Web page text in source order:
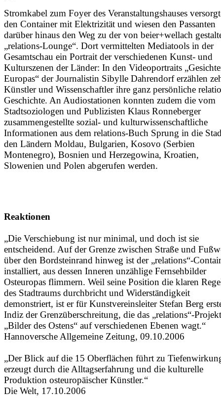
Stromkabel zum Foyer des Veranstaltungshauses
den Container mit Elektrizität und wiesen den Passanten
darüber hinaus den Weg zu der von beier+wellach
„relations-Lounge“. Dort vermittelten Mediatools in der
Gesamtschau ein Portrait der verschiedenen Kunst- und
Kulturszenen der Länder: In den Videoportraits
Europas“ der Journalistin Sibylle Dahrendorf erzählen
Künstler und Wissenschaftler ihre ganz persönliche
Geschichte. An Audiostationen konnten zudem die vom
Stadtsoziologen und Publizisten Klaus Ronneberger
zusammengestellte sozial- und kulturwissenschaftliche
Informationen aus dem relations-Buch Sprung in die
den Ländern Moldau, Bulgarien, Kosovo (Serbien
Montenegro), Bosnien und Herzegowina, Kroatien,
Slowenien und Polen abgerufen werden.
Reaktionen
„Die Verschiebung ist nur minimal, und doch ist sie
entscheidend. Auf der Grenze zwischen Straße und
über den Bordsteinrand hinweg ist der „relations“-
installiert, aus dessen Inneren unzählige Fernsehbilder
Osteuropas flimmern. Weil seine Position die klaren
des Stadtraums durchbricht und Widerständigkeit
demonstriert, ist er für Kunstvereinsleiter Stefan Berg
Indiz der Grenzüberschreitung, die das „relations“-Projekt
„Bilder des Ostens“ auf verschiedenen Ebenen wagt.“
Hannoversche Allgemeine Zeitung, 09.10.2006
„Der Blick auf die 15 Oberflächen führt zu
erzeugt durch die Alltagserfahrung und die kulturelle
Produktion osteuropäischer Künstler.“
Die Welt, 17.10.2006